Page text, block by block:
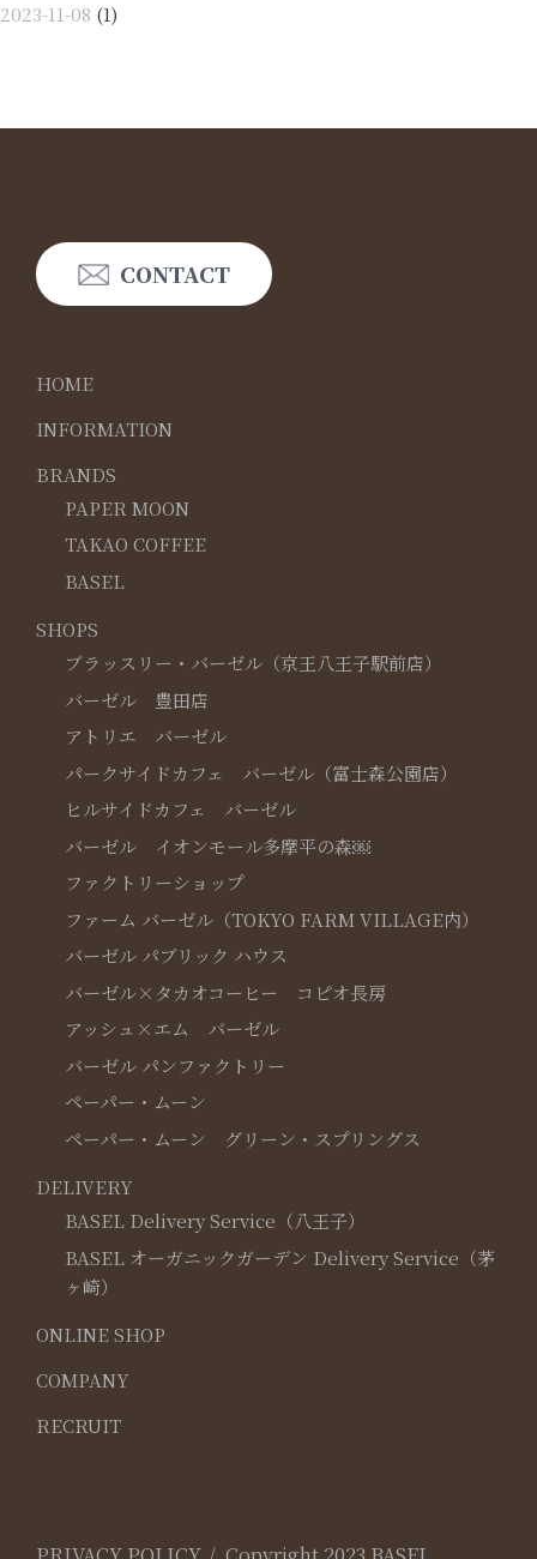
2023-11-08 (1)
CONTACT
HOME
INFORMATION
BRANDS
PAPER MOON
TAKAO COFFEE
BASEL
SHOPS
ブラッスリー・バーゼル（京王八王子駅前店）
バーゼル 豊田店
アトリエ バーゼル
パークサイドカフェ バーゼル（富士森公園店）
ヒルサイドカフェ バーゼル
バーゼル イオンモール多摩平の森￼
ファクトリーショップ
ファーム バーゼル（TOKYO FARM VILLAGE内）
バーゼル パブリック ハウス
バーゼル×タカオコーヒー コピオ長房
アッシュ×エム バーゼル
バーゼル パンファクトリー
ペーパー・ムーン
ペーパー・ムーン グリーン・スプリングス
DELIVERY
BASEL Delivery Service（八王子）
BASEL オーガニックガーデン Delivery Service（茅
ヶ崎）
ONLINE SHOP
COMPANY
RECRUIT